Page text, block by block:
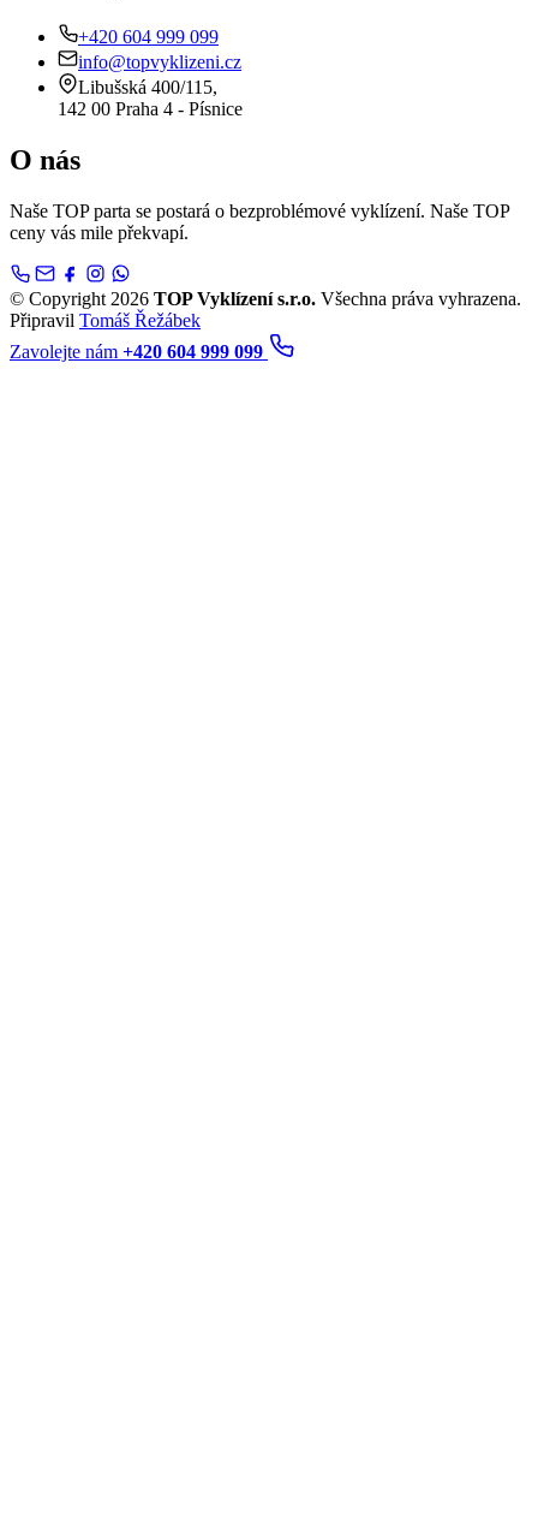
+420 604 999 099
info@topvyklizeni.cz
Libušská 400/115,
142 00 Praha 4 - Písnice
O nás
Naše TOP parta se postará o bezproblémové vyklízení. Naše TOP
ceny vás mile překvapí.
© Copyright 2026 TOP Vyklízení s.r.o. Všechna práva vyhrazena.
Připravil Tomáš Řežábek
Zavolejte nám +420 604 999 099